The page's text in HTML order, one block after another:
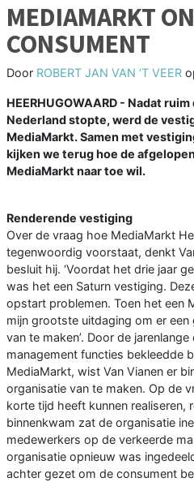
MEDIAMARKT
CONSUMENT
Door ROBERT JAN VAN ‘T VEER
HEERHUGOWAARD - Nadat
Nederland stopte, werd de
MediaMarkt. Samen met
kijken we terug hoe de
MediaMarkt naar toe wil.
Renderende vestiging
Over de vraag hoe MediaMarkt
tegenwoordig voorstaat, denkt
besluit hij. ‘Voordat het drie jaar
was het een Saturn vestiging.
opstart problemen. Toen het een
mijn grootste uitdaging om er
van te maken’. Door de
management functies bekleedde
MediaMarkt, wist Van Vianen er
organisatie van te maken. Op de
korte tijd heeft kunnen realiseren,
binnenkwam zat de organisatie
medewerkers op de verkeerde
organisatie opnieuw was
achter gezet om de consument